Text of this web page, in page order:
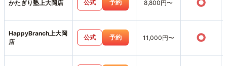
かたぎり塾上大岡店 公式 予約 8,800円〜 ○
HappyBranch上大岡
店
公式 予約 11,000円〜 ○